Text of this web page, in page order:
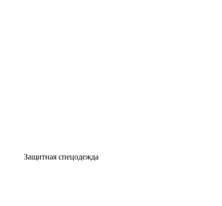
Защитная спецодежда